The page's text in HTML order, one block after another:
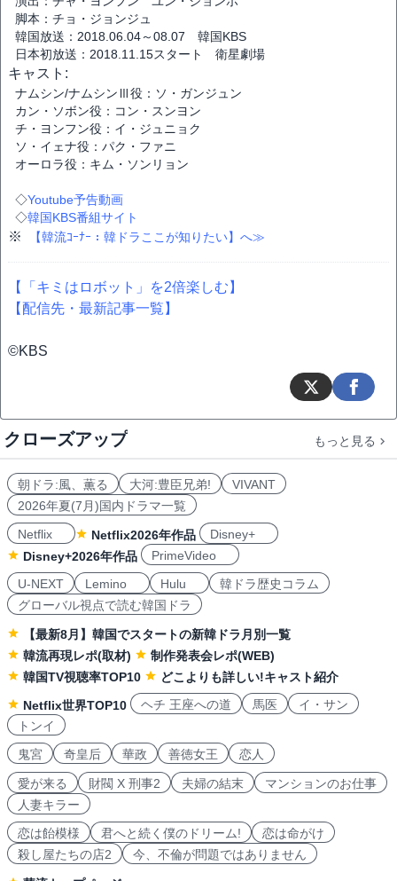
脚本：チョ・ジョンジュ
韓国放送：2018.06.04～08.07 韓国KBS
日本初放送：2018.11.15スタート 衛星劇場
キャスト:
ナムシン/ナムシンⅢ役：ソ・ガンジュン
カン・ソボン役：コン・スンヨン
チ・ヨンフン役：イ・ジュニョク
ソ・イェナ役：パク・ファニ
オーロラ役：キム・ソンリョン
◇Youtube予告動画
◇韓国KBS番組サイト
※ 【韓流ｺｰﾅｰ：韓ドラここが知りたい】へ≫
【「キミはロボット」を2倍楽しむ】
【配信先・最新記事一覧】
©KBS
クローズアップ もっと見る
朝ドラ:風、薫る 大河:豊臣兄弟!
VIVANT
2026年夏(7月)国内ドラマ一覧
Netflix
Netflix2026年作品
Disney+
Disney+2026年作品
PrimeVideo
U-NEXT
Lemino Hulu
韓ドラ歴史コラム
グローバル視点で読む韓国ドラ
【最新8月】韓国でスタートの新韓ドラ月別一覧
韓流再現レポ(取材)
制作発表会レポ(WEB)
韓国TV視聴率TOP10
どこよりも詳しい!キャスト紹介
Netflix世界TOP10
ヘチ 王座への道 馬医
イ・サン
トンイ
鬼宮
奇皇后 華政 善徳女王 恋人
愛が来る 財閥 X 刑事2 夫婦の結末
マンションのお仕事
人妻キラー
恋は飴模様
君へと続く僕のドリーム!
恋は命がけ
殺し屋たちの店2
今、不倫が問題ではありません